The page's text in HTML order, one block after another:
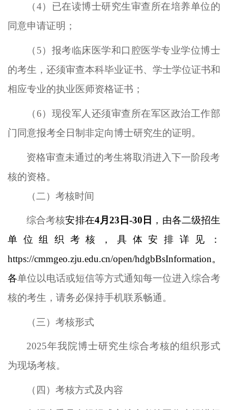
（4）已在读博士研究生审查所在培养单位的
同意申请证明 ；
（ 5）报考临床医学和口腔医学专业学位博士
的考生，还须审查本科毕业证书、学士学位证书和
相应专业的执业医师资格证书；
（6） 现役军人还须审查所在军区政治工作部
门同意报考全日制非定向博士研究生的证明。
资格审查未通过的考生将取消进入下一阶段考
核的资格。
（二） 考核时间
综合考核安排在4月 23 日-30 日 ， 由各二级招生
单位组织考核
， 具体安排详见
：
https://cmmgeo.zju.edu.cn/open/hdgbBsInformation。
各单位以电话或短信等方式通知每一位进入综合考
核的考生，请务必保持手机联系畅通。
（三） 考核形式
2025年我院博士研究生综合考核的组织形式
为现场考核。
（四） 考核方式及内容